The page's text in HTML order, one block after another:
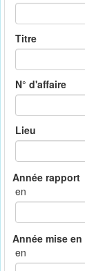
Titre
N° d'affaire
Lieu
en
en